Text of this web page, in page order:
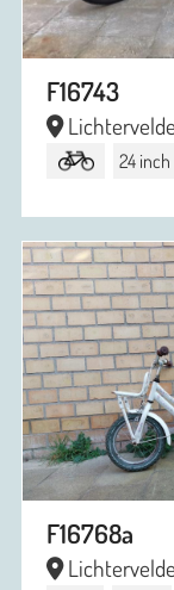
F16743
Lichtervelde
24 inch
F16768a
Lichtervelde